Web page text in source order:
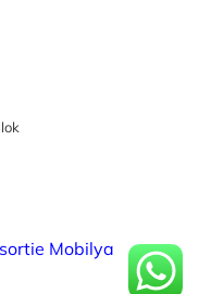
Mobilya